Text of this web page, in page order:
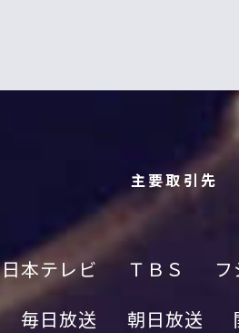
主要取引先
日本テレビ ＴＢＳ
毎日放送 朝日放送